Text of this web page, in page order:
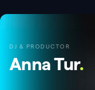
DJ & PRODUCTOR
Anna Tur.